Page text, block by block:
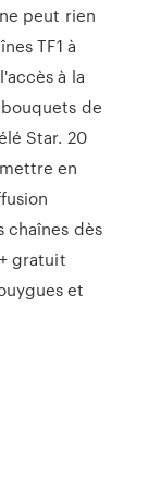
peut rien
TF1 à
à la
de
Star. 20
en
chaînes dès
gratuit
et